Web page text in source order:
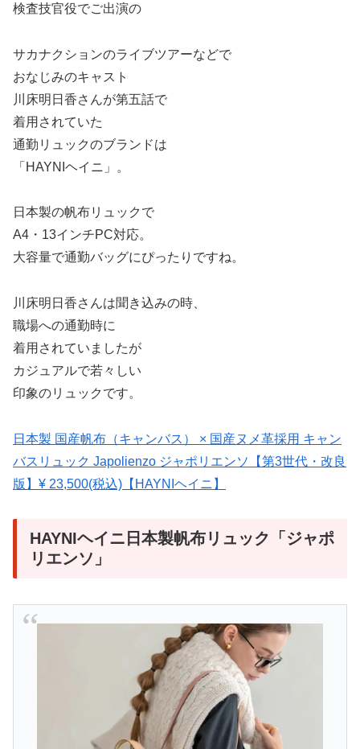
検査技官役でご出演の
サカナクションのライブツアーなどで
おなじみのキャスト
川床明日香さんが第五話で
着用されていた
通勤リュックのブランドは
「HAYNIヘイニ」。
日本製の帆布リュックで
A4・13インチPC対応。
大容量で通勤バッグにぴったりですね。
川床明日香さんは聞き込みの時、
職場への通勤時に
着用されていましたが
カジュアルで若々しい
印象のリュックです。
日本製 国産帆布（キャンバス） × 国産ヌメ革採用 キャン
バスリュック Japolienzo ジャポリエンソ【第3世代・改良
版】¥ 23,500(税込)【HAYNIヘイニ】
HAYNIヘイニ日本製帆布リュック「ジャポ
リエンソ」